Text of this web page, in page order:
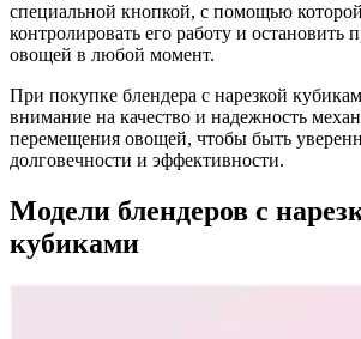
специальной кнопкой, с помощью
контролировать его работу и остановить
овощей в любой момент.
При покупке блендера с нарезкой
внимание на качество и надежность
перемещения овощей, чтобы быть
долговечности и эффективности.
Модели блендеров с
кубиками